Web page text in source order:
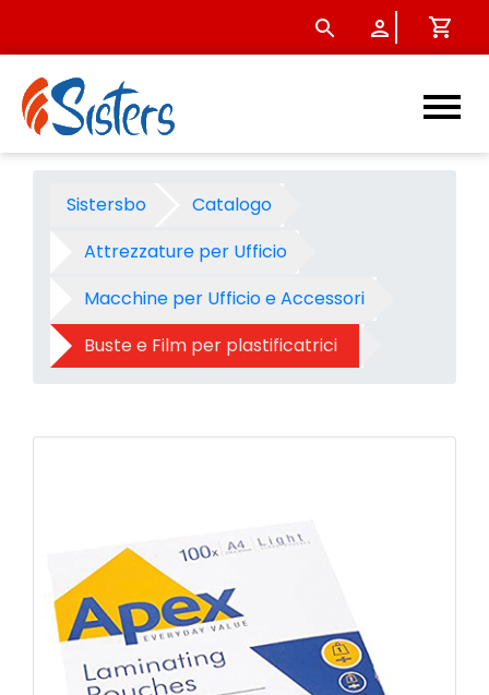
Busta pouches apex - A4 -
Sistersbo
Catalogo
Attrezzature per Ufficio
Macchine per Ufficio e Accessori
Buste e Film per plastificatrici